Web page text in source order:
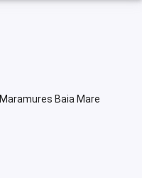
Baia Mare